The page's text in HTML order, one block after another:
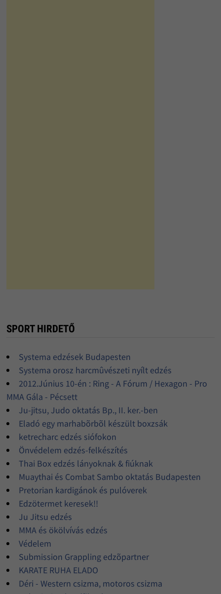
SPORT HIRDETŐ
Systema edzések Budapesten
Systema orosz harcmûvészeti nyílt edzés
2012.Június 10-én : Ring - A Fórum / Hexagon - Pro
MMA Gála - Pécsett
Ju-jitsu, Judo oktatás Bp., II. ker.-ben
Eladó egy marhabõrbõl készült boxzsák
ketrecharc edzés siófokon
Önvédelem edzés-felkészítés
Thai Box edzés lányoknak & fiúknak
Muaythai és Combat Sambo oktatás Budapesten
Pretorian kardigánok és pulóverek
Edzötermet keresek!!
Ju Jitsu edzés
MMA és ökölvívás edzés
Védelem
Submission Grappling edzõpartner
KARATE RUHA ELADO
Déri - Western csizma, motoros csizma